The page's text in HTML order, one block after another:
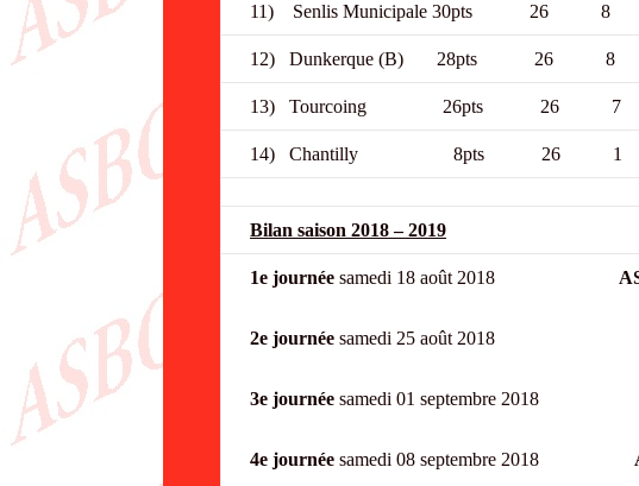
11) Senlis Municipale
12) Dunkerque (B)
13) Tourcoing
14) Chantilly 8pts
Bilan saison 2018 – 2019
1e journée samedi 18 août 2018
2e journée samedi 25 août 2018
3e journée samedi 01 septembre
4e journée samedi 08 septembre 2018